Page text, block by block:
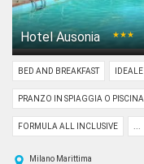
Hotel Ausonia ★★★
BED AND BREAKFAST
PRANZO IN SPIAGGIA O PISCINA
FORMULA ALL INCLUSIVE
Milano Marittima